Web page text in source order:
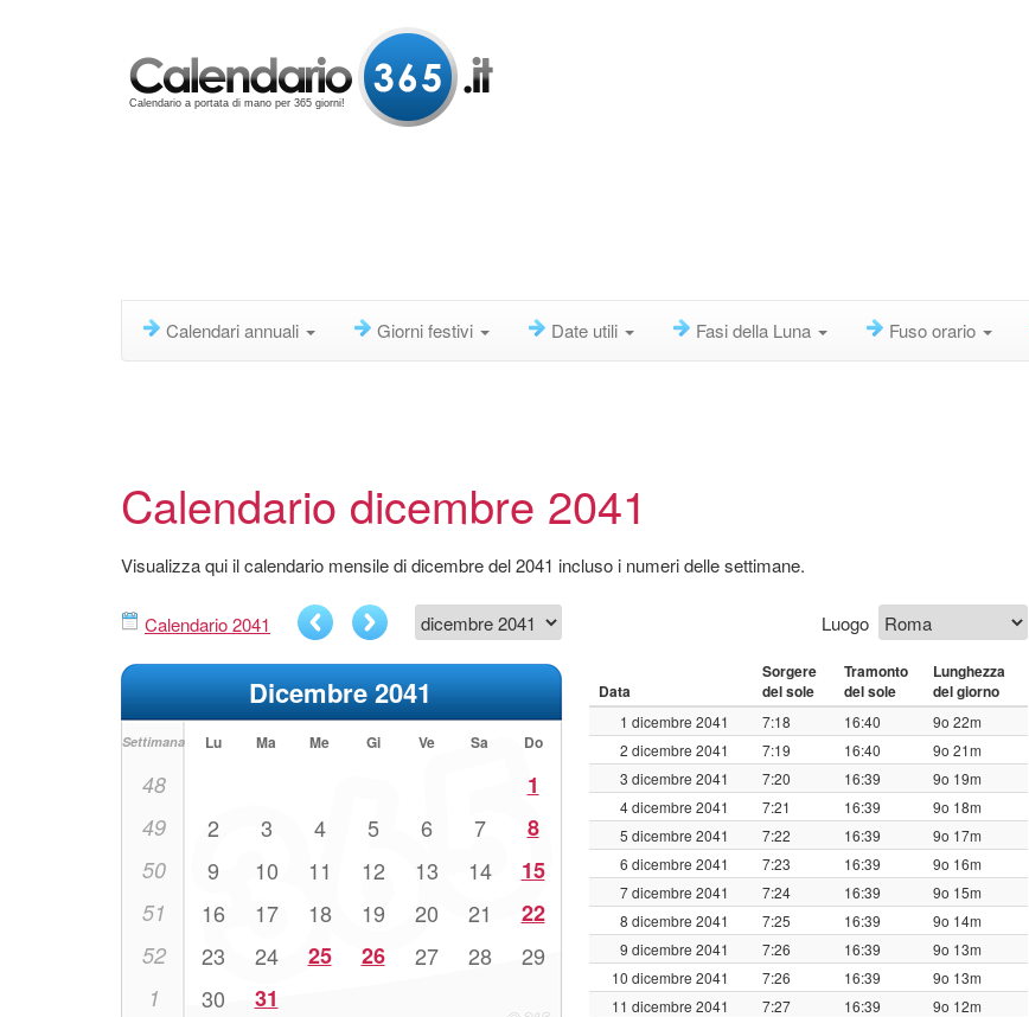
Calendario a portata di mano per 365 giorni!
Calendari annuali Giorni festivi Date utili Fasi della Luna Fuso orario
Calendario dicembre 2041
Visualizza qui il calendario mensile di dicembre del 2041 incluso i numeri delle settimane.
Calendario 2041
Dicembre 2041
Settimana Lu Ma Me Gi Ve Sa Do
48 1
49 2 3 4 5 6 7 8
50 9 10 11 12 13 14 15
51 16 17 18 19 20 21 22
52 23 24 25 26 27 28 29
1 30 31
Luogo
Data
Sorgere
del sole
Tramonto
del sole
Lunghezza
del giorno
1 dicembre 2041 7:18 16:40
9o 22m
2 dicembre 2041
7:19 16:40
9o 21m
3 dicembre 2041
7:20 16:39
9o 19m
4 dicembre 2041
7:21 16:39
9o 18m
5 dicembre 2041
7:22 16:39
9o 17m
6 dicembre 2041
7:23 16:39
9o 16m
7 dicembre 2041
7:24 16:39
9o 15m
8 dicembre 2041
7:25 16:39
9o 14m
9 dicembre 2041
7:26 16:39
9o 13m
10 dicembre 2041
7:26 16:39
9o 13m
11 dicembre 2041
7:27 16:39
9o 12m